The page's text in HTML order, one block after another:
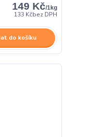
149 Kč/1kg
133 Kčbez DPH
do košíku